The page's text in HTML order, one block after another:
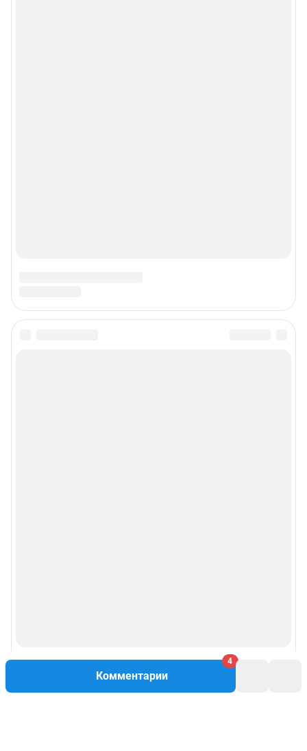
Комментарии
4